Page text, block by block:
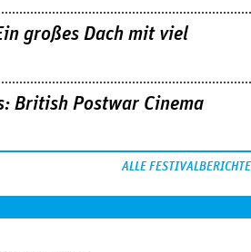
großes Dach mit viel
British Postwar Cinema
ALLE FESTIVALBERICHTE